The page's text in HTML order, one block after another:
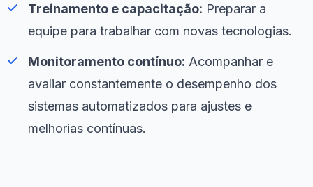
Treinamento e capacitação: Preparar a
equipe para trabalhar com novas tecnologias.
Monitoramento contínuo: Acompanhar e
avaliar constantemente o desempenho dos
sistemas automatizados para ajustes e
melhorias contínuas.